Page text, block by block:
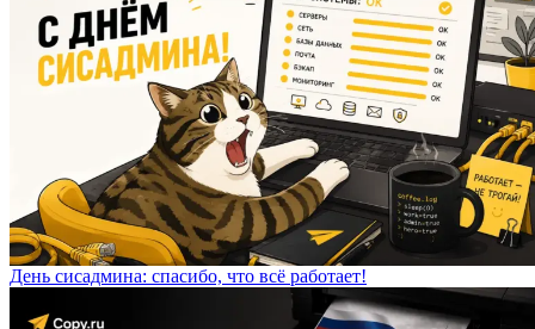
День сисадмина: спасибо, что всё работает!